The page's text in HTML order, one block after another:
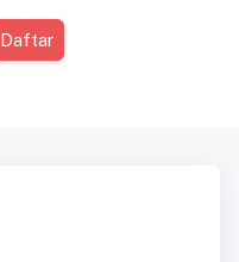
Daftar